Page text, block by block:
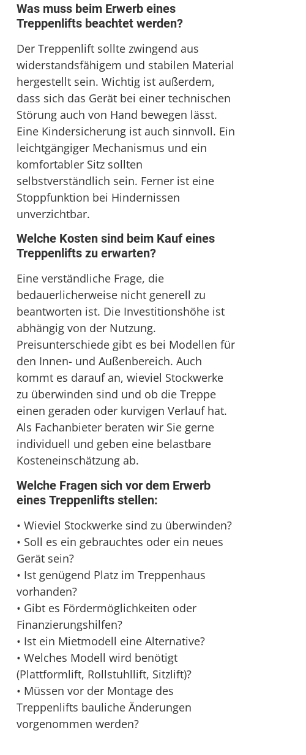
Was muss beim Erwerb eines
Treppenlifts beachtet werden?
Der Treppenlift sollte zwingend aus
widerstandsfähigem und stabilen Material
hergestellt sein. Wichtig ist außerdem,
dass sich das Gerät bei einer technischen
Störung auch von Hand bewegen lässt.
Eine Kindersicherung ist auch sinnvoll. Ein
leichtgängiger Mechanismus und ein
komfortabler Sitz sollten
selbstverständlich sein. Ferner ist eine
Stoppfunktion bei Hindernissen
unverzichtbar.
Welche Kosten sind beim Kauf eines
Treppenlifts zu erwarten?
Eine verständliche Frage, die
bedauerlicherweise nicht generell zu
beantworten ist. Die Investitionshöhe ist
abhängig von der Nutzung.
Preisunterschiede gibt es bei Modellen für
den Innen- und Außenbereich. Auch
kommt es darauf an, wieviel Stockwerke
zu überwinden sind und ob die Treppe
einen geraden oder kurvigen Verlauf hat.
Als Fachanbieter beraten wir Sie gerne
individuell und geben eine belastbare
Kosteneinschätzung ab.
Welche Fragen sich vor dem Erwerb
eines Treppenlifts stellen:
• Wieviel Stockwerke sind zu überwinden?
• Soll es ein gebrauchtes oder ein neues
Gerät sein?
• Ist genügend Platz im Treppenhaus
vorhanden?
• Gibt es Fördermöglichkeiten oder
Finanzierungshilfen?
• Ist ein Mietmodell eine Alternative?
• Welches Modell wird benötigt
(Plattformlift, Rollstuhllift, Sitzlift)?
• Müssen vor der Montage des
Treppenlifts bauliche Änderungen
vorgenommen werden?